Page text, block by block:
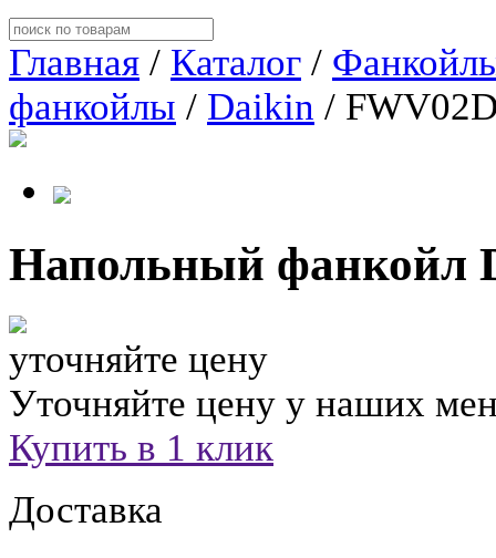
Главная / Каталог /
фанкойлы / Daikin /
Напольный фанкойл
уточняйте цену
Уточняйте цену у наших
Купить в 1 клик
Доставка